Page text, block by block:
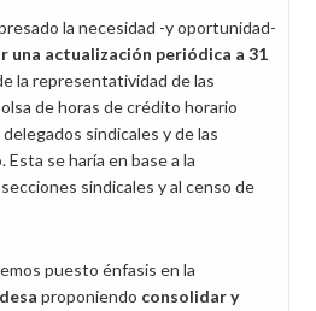
la necesidad -y oportunidad-
una actualización periódica a 31
la representatividad de las
de horas de crédito horario
sindicales y de las
se haría en base a la
sindicales y al censo de
puesto énfasis en la
proponiendo consolidar y